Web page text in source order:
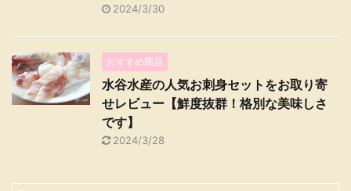
2024/3/30
おすすめ商品
水谷水産の人気お刺身セットをお取り寄
せレビュー【鮮度抜群！格別な美味しさ
です】
2024/3/28